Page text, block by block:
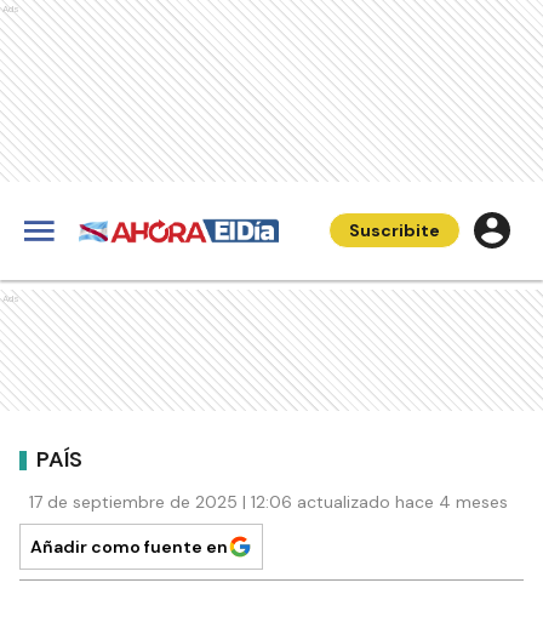
Ads
Suscribite
Ads
PAÍS
17 de septiembre de 2025 | 12:06 actualizado hace 4 meses
Añadir como fuente en